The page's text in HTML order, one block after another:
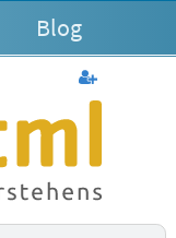
Blog